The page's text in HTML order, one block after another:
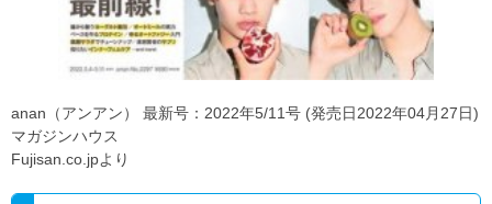
anan（アンアン） 最新号：2022年5/11号 (発売日2022年04月27日)
マガジンハウス
Fujisan.co.jpより